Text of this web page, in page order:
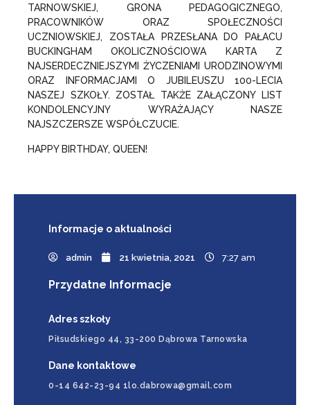
TARNOWSKIEJ, GRONA PEDAGOGICZNEGO,
PRACOWNIKÓW ORAZ SPOŁECZNOŚCI
UCZNIOWSKIEJ, ZOSTAŁA PRZESŁANA DO PAŁACU
BUCKINGHAM OKOLICZNOŚCIOWA KARTA Z
NAJSERDECZNIEJSZYMI ŻYCZENIAMI URODZINOWYMI
ORAZ INFORMACJAMI O JUBILEUSZU 100-LECIA
NASZEJ SZKOŁY. ZOSTAŁ TAKŻE ZAŁĄCZONY LIST
KONDOLENCYJNY WYRAŻAJĄCY NASZE
NAJSZCZERSZE WSPÓŁCZUCIE.
HAPPY BIRTHDAY, QUEEN!
Informacje o aktualności
admin 21 kwietnia, 2021 7:27 am
Przydatne Informacje
Adres szkoły
Piłsudskiego 44, 33-200 Dąbrowa Tarnowska
Dane kontaktowe
0-14 642-23-94 1lo.dabrowa@gmail.com